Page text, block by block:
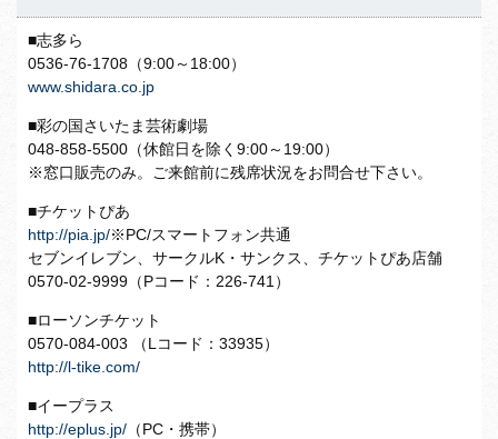
■志多ら
0536-76-1708（9:00～18:00）
www.shidara.co.jp
■彩の国さいたま芸術劇場
048-858-5500（休館日を除く9:00～19:00）
※窓口販売のみ。ご来館前に残席状況をお問合せ下さい。
■チケットぴあ
http://pia.jp/※PC/スマートフォン共通
セブンイレブン、サークルK・サンクス、チケットぴあ店舗
0570-02-9999（Pコード：226-741）
■ローソンチケット
0570-084-003 （Lコード：33935）
http://l-tike.com/
■イープラス
http://eplus.jp/ （PC・携帯）